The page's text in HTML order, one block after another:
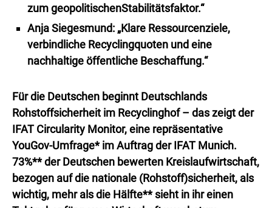
zum geopolitischenStabilitätsfaktor.“
Anja Siegesmund: „Klare Ressourcenziele,
verbindliche Recyclingquoten und eine
nachhaltige öffentliche Beschaffung.“
Für die Deutschen beginnt Deutschlands
Rohstoffsicherheit im Recyclinghof – das zeigt der
IFAT Circularity Monitor, eine repräsentative
YouGov-Umfrage* im Auftrag der IFAT Munich.
73%** der Deutschen bewerten Kreislaufwirtschaft,
bezogen auf die nationale (Rohstoff)sicherheit, als
wichtig, mehr als die Hälfte** sieht in ihr einen